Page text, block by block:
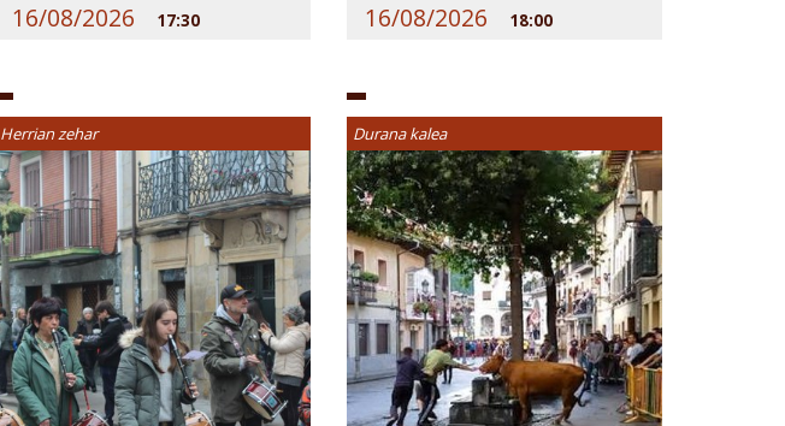
16/08/2026 17:30 16/08/2026 18:00
Herrian zehar Durana kalea